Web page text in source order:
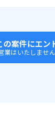
の案件にエン
業はいたしませ